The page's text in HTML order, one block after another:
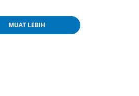
MUAT LEBIH